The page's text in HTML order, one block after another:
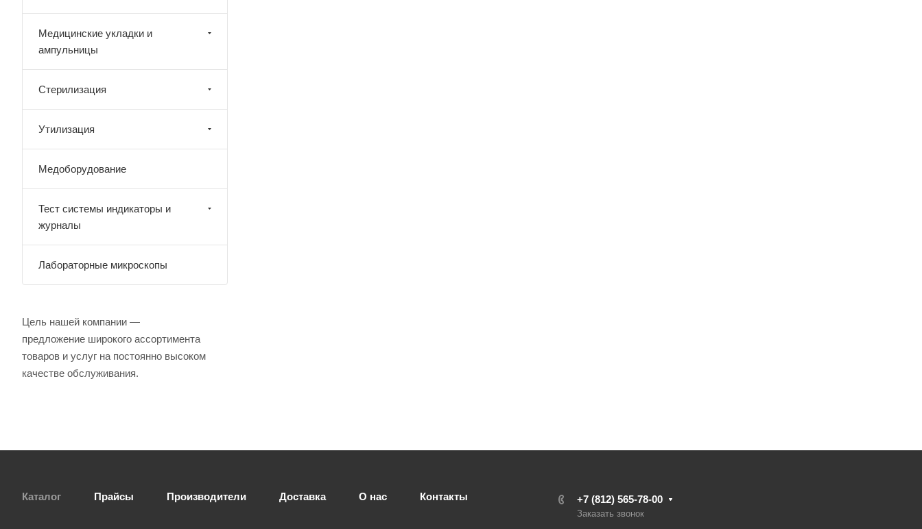
Медицинские укладки и
ампульницы
Стерилизация
Утилизация
Медоборудование
Тест системы индикаторы и
журналы
Лабораторные микроскопы
Цель нашей компании —
предложение широкого ассортимента
товаров и услуг на постоянно высоком
качестве обслуживания.
Каталог Прайсы Производители Доставка О нас Контакты +7 (812) 565-78-00
Заказать звонок